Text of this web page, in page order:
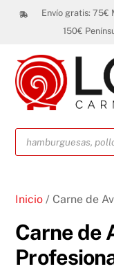
Skip
Envío gratis: 75€
150€
Búsqueda
de
productos
Inicio / Carne de
Carne de